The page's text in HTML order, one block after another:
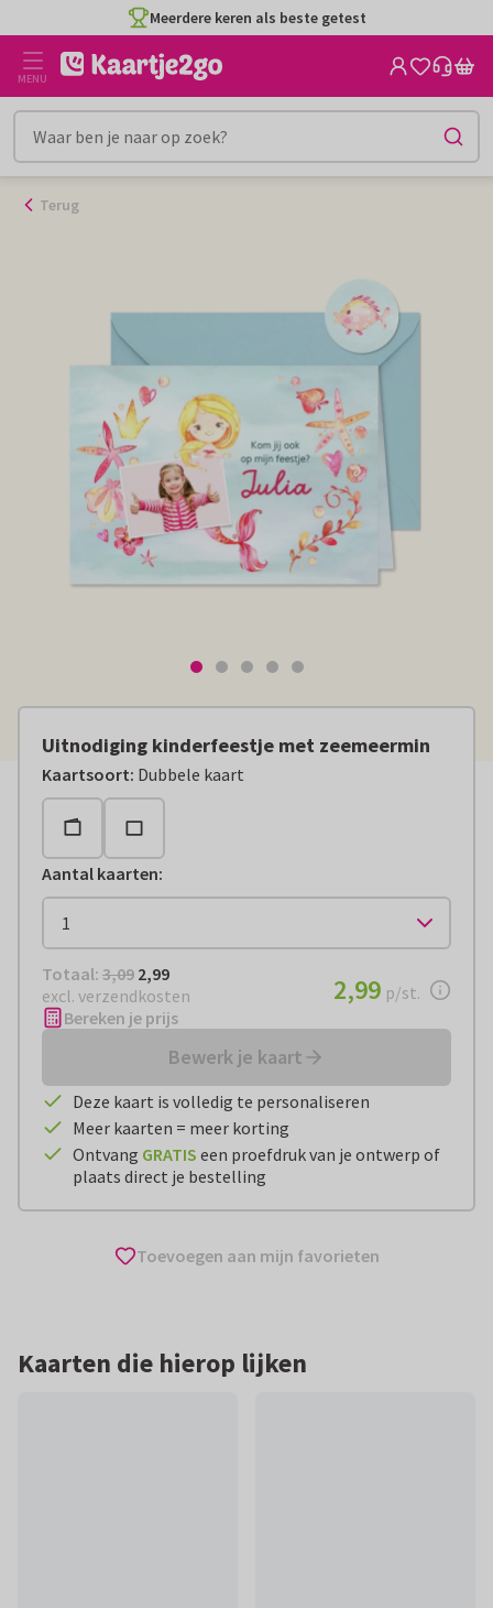
naar
inhoud
Meerdere keren als beste getest
MENU
Terug
Uitnodiging kinderfeestje met zeemeermin
Kaartsoort: Dubbele kaart
Aantal kaarten:
Totaal: € 2,99
Totaal: 3,09 2,99
excl. verzendkosten
€ 2,99per stuk
2,99 p/st.
Bereken je prijs
Bewerk je kaart
Deze kaart is volledig te personaliseren
Meer kaarten = meer korting
Ontvang GRATIS een proefdruk van je ontwerp of
plaats direct je bestelling
Toevoegen aan mijn favorieten
Kaarten die hierop lijken